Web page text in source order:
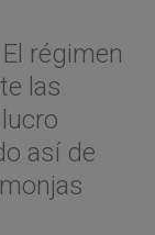
régimen
las
así de